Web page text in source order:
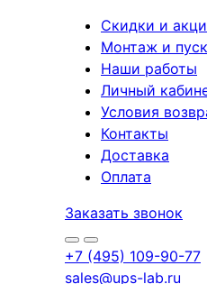
Скидки и
Монтаж и
Наши работы
Личный
Условия
Контакты
Доставка
Оплата
Заказать звонок
+7 (495) 109-90-77
sales@ups-lab.ru